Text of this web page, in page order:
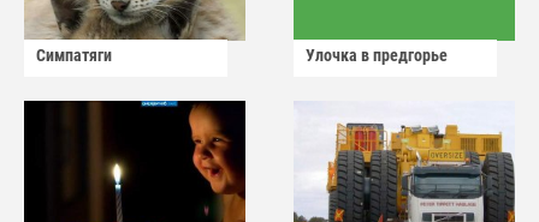
Симпатяги Улочка в предгорье